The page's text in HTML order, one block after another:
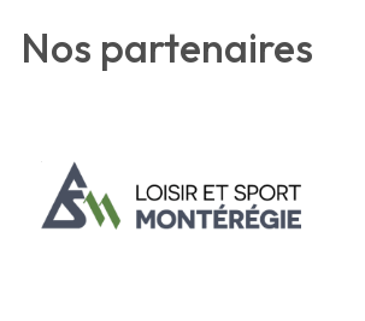
Nos partenaires